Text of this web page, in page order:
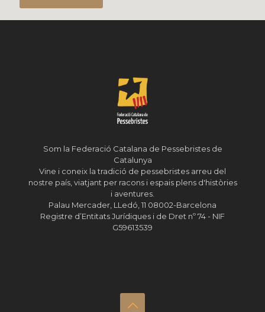
Som la Federació Catalana de Pessebristes de
Catalunya
Vine i coneix la tradició de pessebristes arreu del
nostre país, viatjant per racons i espais plens d'històries
i aventures.
Palau Mercader, LLedó, 11 08002-Barcelona
Registre d’Entitats Jurídiques i de Dret nº 74 - NIF
G59613539